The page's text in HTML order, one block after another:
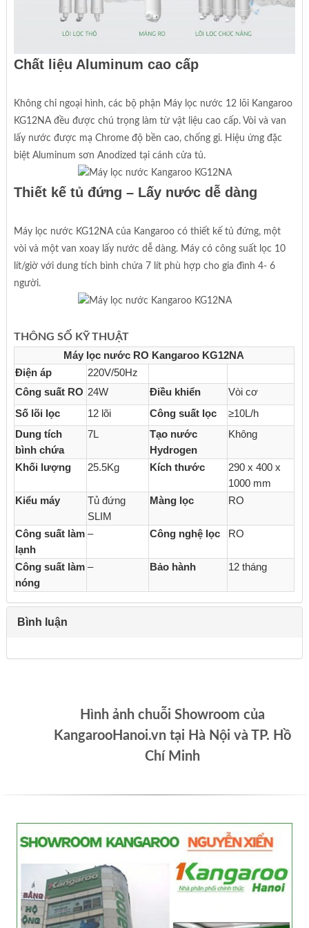
Chất liệu Aluminum cao cấp
Không chỉ ngoại hình, các bộ phận Máy lọc nước 12 lõi Kangaroo
KG12NA đều được chú trọng làm từ vật liệu cao cấp. Vòi và van
lấy nước được mạ Chrome độ bền cao, chống gỉ. Hiệu ứng đặc
biệt Aluminum sơn Anodized tại cánh cửa tủ.
Thiết kế tủ đứng – Lấy nước dễ dàng
Máy lọc nước KG12NA của Kangaroo có thiết kế tủ đứng, một
vòi và một van xoay lấy nước dễ dàng. Máy có công suất lọc 10
lít/giờ với dung tích bình chứa 7 lít phù hợp cho gia đình 4- 6
người.
THÔNG SỐ KỸ THUẬT
Máy lọc nước RO Kangaroo KG12NA
Điện áp
220V/50Hz
Công suất RO 24W Điều khiển
Vòi cơ
Số lõi lọc
12 lõi Công suất lọc
≥10L/h
Dung tích
bình chứa
7L
Tạo nước
Hydrogen
Không
Khối lượng 25.5Kg Kích thước
290 x 400 x
1000 mm
Kiểu máy
Tủ đứng
SLIM
Màng lọc RO
Công suất làm
lạnh
– Công nghệ lọc RO
Công suất làm
nóng
– Bảo hành 12 tháng
Bình luận
Hình ảnh chuỗi Showroom của
KangarooHanoi.vn tại Hà Nội và TP. Hồ
Chí Minh